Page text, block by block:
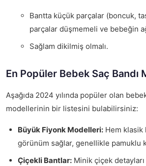
Bantta küçük parçalar (boncuk,
parçalar düşmemeli ve bebeğin
Sağlam dikilmiş olmalı.
En Popüler Bebek Saç Bandı
Aşağıda 2024 yılında popüler olan
modellerinin bir listesini bulabilirsiniz:
Büyük Fiyonk Modelleri: Hem klasik
görünüm sağlar, genellikle pamuklu
Çiçekli Bantlar: Minik çiçek